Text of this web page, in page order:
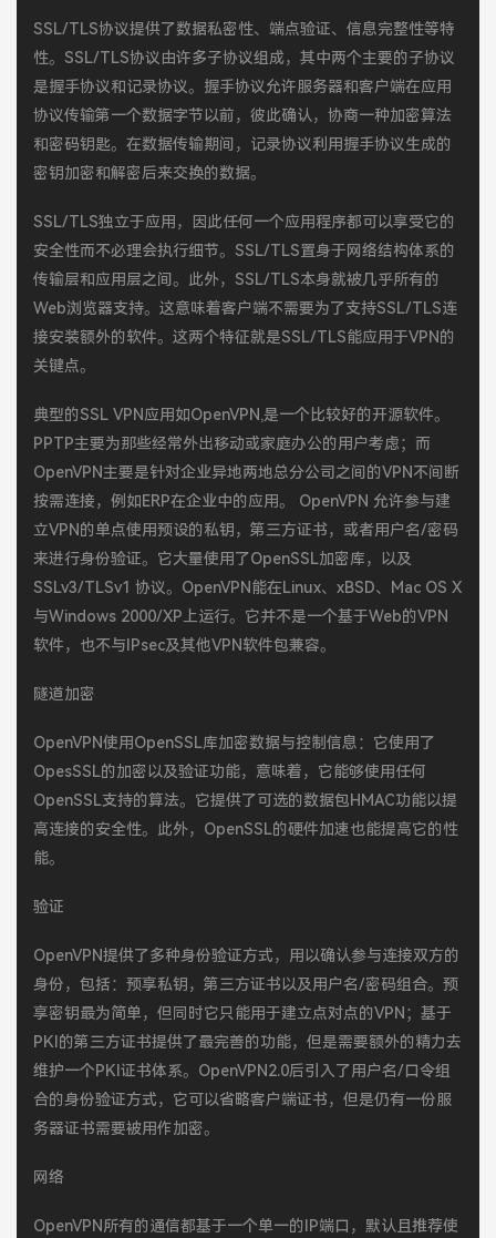
SSL/TLS协议提供了数据私密性、端点验证、信息完整性等特
性。SSL/TLS协议由许多子协议组成，其中两个主要的子协议
是握手协议和记录协议。握手协议允许服务器和客户端在应用
协议传输第一个数据字节以前，彼此确认，协商一种加密算法
和密码钥匙。在数据传输期间，记录协议利用握手协议生成的
密钥加密和解密后来交换的数据。
SSL/TLS独立于应用，因此任何一个应用程序都可以享受它的
安全性而不必理会执行细节。SSL/TLS置身于网络结构体系的
传输层和应用层之间。此外，SSL/TLS本身就被几乎所有的
Web浏览器支持。这意味着客户端不需要为了支持SSL/TLS连
接安装额外的软件。这两个特征就是SSL/TLS能应用于VPN的
关键点。
典型的SSL VPN应用如OpenVPN,是一个比较好的开源软件。
PPTP主要为那些经常外出移动或家庭办公的用户考虑；而
OpenVPN主要是针对企业异地两地总分公司之间的VPN不间断
按需连接，例如ERP在企业中的应用。 OpenVPN 允许参与建
立VPN的单点使用预设的私钥，第三方证书，或者用户名/密码
来进行身份验证。它大量使用了OpenSSL加密库，以及
SSLv3/TLSv1 协议。OpenVPN能在Linux、xBSD、Mac OS X
与Windows 2000/XP上运行。它并不是一个基于Web的VPN
软件，也不与IPsec及其他VPN软件包兼容。
隧道加密
OpenVPN使用OpenSSL库加密数据与控制信息：它使用了
OpesSSL的加密以及验证功能，意味着，它能够使用任何
OpenSSL支持的算法。它提供了可选的数据包HMAC功能以提
高连接的安全性。此外，OpenSSL的硬件加速也能提高它的性
能。
验证
OpenVPN提供了多种身份验证方式，用以确认参与连接双方的
身份，包括：预享私钥，第三方证书以及用户名/密码组合。预
享密钥最为简单，但同时它只能用于建立点对点的VPN；基于
PKI的第三方证书提供了最完善的功能，但是需要额外的精力去
维护一个PKI证书体系。OpenVPN2.0后引入了用户名/口令组
合的身份验证方式，它可以省略客户端证书，但是仍有一份服
务器证书需要被用作加密。
网络
OpenVPN所有的通信都基于一个单一的IP端口，默认且推荐使